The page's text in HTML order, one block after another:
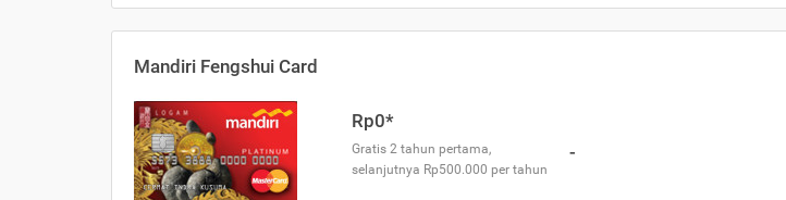
Mandiri Fengshui Card
Rp0*
Gratis 2 tahun pertama,
selanjutnya Rp500.000 per tahun
-